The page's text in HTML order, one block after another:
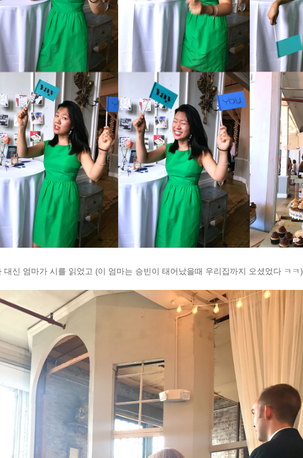
신 엄마가 시를 읽었고 (이 엄마는 승빈이 태어났을때 우리집까지 오셨었다 ㅋㅋ)